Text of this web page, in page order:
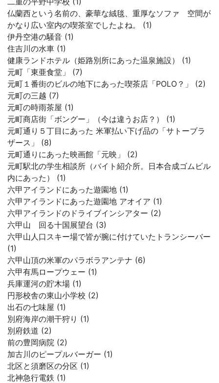
仏蘭西という名前の、豪華な絨毯、重厚なソファ 空間が
かなり広い室内の喫茶室でしたよね。 (1)
伊丹空港の騒音 (1)
住吉川の水車 (1)
健康ランドホテル（姫路別所にあった温泉施設） (1)
元町「東亜食堂」 (7)
元町１番街のビルの地下にあった喫茶店「POLO？」 (2)
元町の三越 (7)
元町の時雨茶屋 (1)
元町商店街「ボングー」（今は違うお店？） (1)
元町通り５丁目にあった 米軍払い下げ品の「サトーブラ
ザース」 (8)
元町通りにあった映画館「元映」 (2)
元町駅北の学生相談所（バイト紹介所。日本合成ゴムビル
内にあった） (1)
六甲アイランドにあった遊園地 (1)
六甲アイランドにあった遊園地 アオイア (1)
六甲アイランドのドライブインシアター (2)
六甲山 回る十国展望台 (3)
六甲山人口スキー場で皆が腕に付けていたトランシーバー
(1)
六甲山頂の米軍のパラボラアンテナ (6)
六甲有馬ロープウェー (1)
兵庫運河の貯木場 (1)
円形校舎の東山小学校 (2)
出石の七味屋 (1)
別府海岸の潮干狩り (1)
別府鉄道 (2)
前の豊岡病院 (2)
加古川のピープルバーガー (1)
北区と須磨区の分区 (1)
北神急行電鉄 (1)